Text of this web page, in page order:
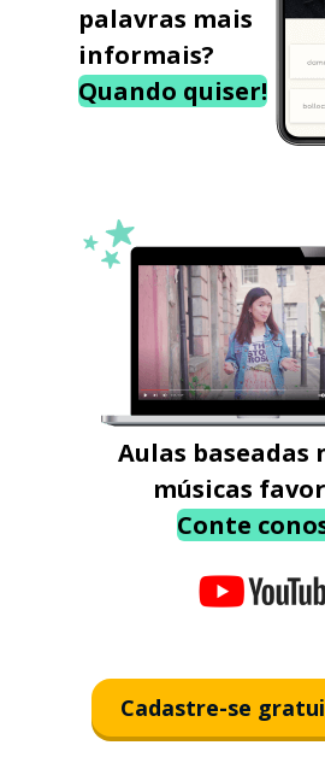
palavras mais
informais?
Quando quiser!
Aulas baseadas
músicas
Conte
Cadastre-se